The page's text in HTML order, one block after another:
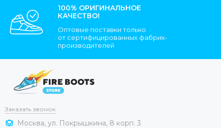
100% ОРИГИНАЛЬНОЕ
КАЧЕСТВО!
Оптовые поставки только
от сертифицированных фабрик-
производителей
Заказать звонок
Москва, ул. Покрышкина, 8 корп. 3